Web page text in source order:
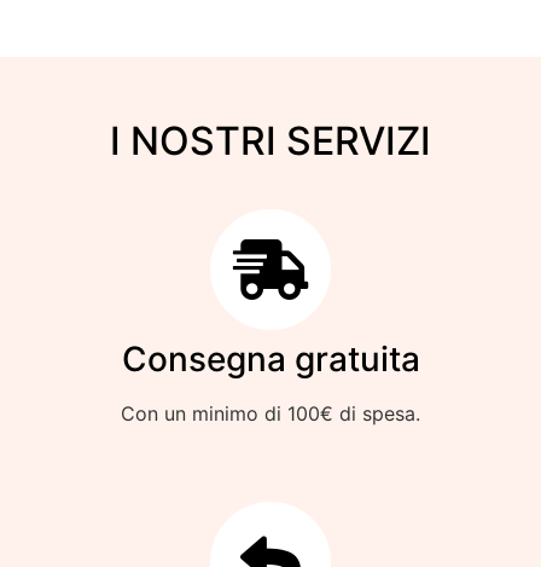
I NOSTRI SERVIZI
Consegna gratuita
Con un minimo di 100€ di spesa.